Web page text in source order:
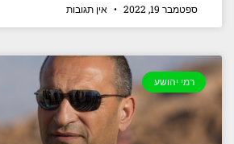
ספטמבר 19, 2022 אין תגובות
רמי יהושע